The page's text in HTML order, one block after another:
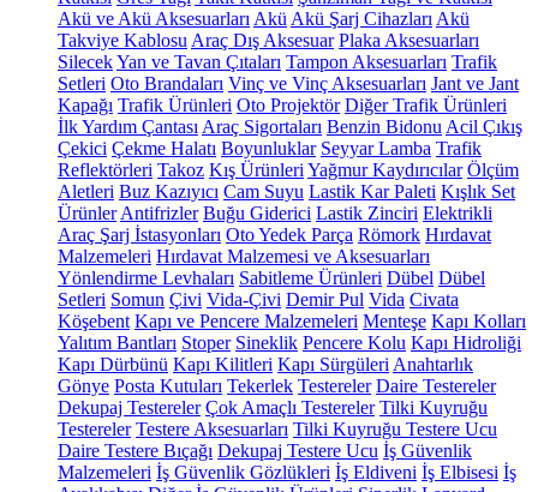
Akü ve Akü Aksesuarları Akü Akü Şarj Cihazları Akü
Takviye Kablosu Araç Dış Aksesuar Plaka Aksesuarları
SilecekYan ve Tavan Çıtaları Tampon Aksesuarları Trafik
Setleri Oto Brandaları Vinç ve Vinç Aksesuarları Jant ve Jant
Kapağı Trafik Ürünleri Oto Projektör Diğer Trafik Ürünleri
İlk Yardım Çantası Araç Sigortaları Benzin Bidonu Acil Çıkış
Çekici Çekme Halatı Boyunluklar Seyyar Lamba Trafik
Reflektörleri Takoz Kış Ürünleri Yağmur Kaydırıcılar Ölçüm
Aletleri Buz Kazıyıcı Cam Suyu Lastik Kar Paleti Kışlık Set
Ürünler Antifrizler Buğu Giderici Lastik Zinciri Elektrikli
Araç Şarj İstasyonları Oto Yedek Parça Römork Hırdavat
Malzemeleri Hırdavat Malzemesi ve Aksesuarları
Yönlendirme Levhaları Sabitleme Ürünleri Dübel Dübel
Setleri Somun Çivi Vida-Çivi Demir Pul Vida Civata
Köşebent Kapı ve Pencere Malzemeleri Menteşe Kapı Kolları
Yalıtım Bantları Stoper Sineklik Pencere Kolu Kapı Hidroliği
Kapı Dürbünü Kapı Kilitleri Kapı Sürgüleri Anahtarlık
Gönye Posta Kutuları Tekerlek Testereler Daire Testereler
Dekupaj Testereler Çok Amaçlı Testereler Tilki Kuyruğu
Testereler Testere Aksesuarları Tilki Kuyruğu Testere Ucu
Daire Testere Bıçağı Dekupaj Testere Ucu İş Güvenlik
Malzemeleri İş Güvenlik Gözlükleri İş Eldiveni İş Elbisesi İş